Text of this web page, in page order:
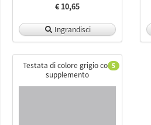
€ 10,65
Ingrandisci
5
Testata di colore grigio con
supplemento